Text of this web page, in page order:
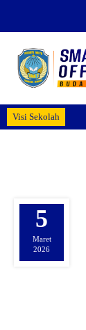
Visi Sekolah
5
Maret
2026